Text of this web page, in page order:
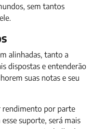
sem tantos
alinhadas, tanto a
dispostas e entenderão
suas notas e seu
rendimento por parte
suporte, será mais